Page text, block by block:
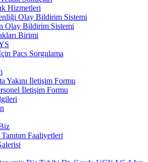
Hizmetleri
Olay Bildirim Sistemi
Olay Bildirim Sistemi
Birimi
Pacs Sorgulama
Yakını İletişim Formu
İletişim Formu
Faaliyetleri